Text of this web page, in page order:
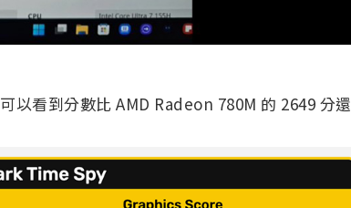
看到分數比 AMD Radeon 780M 的 2649 分還